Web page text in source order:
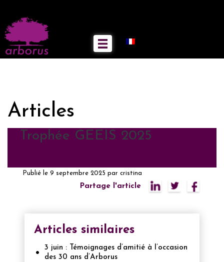
Articles
Trophée GEEIS 2025
Publié le 9 septembre 2025 par cristina
Partage l'article
Articles similaires
3 juin : Témoignages d’amitié à l’occasion
des 30 ans d’Arborus